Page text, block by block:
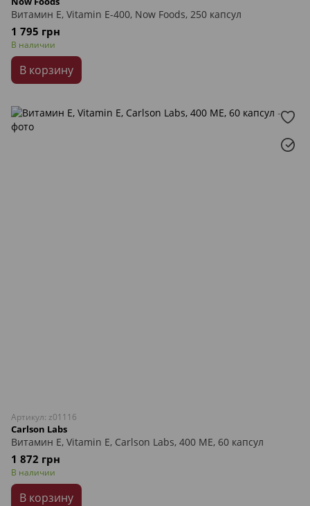
Витамин Е, Vitamin E-400, Now Foods, 250 капсул
1 795 грн
В наличии
В корзину
Артикул: z01116
Carlson Labs
Витамин Е, Vitamin E, Carlson Labs, 400 МЕ, 60 капсул
1 872 грн
В наличии
В корзину